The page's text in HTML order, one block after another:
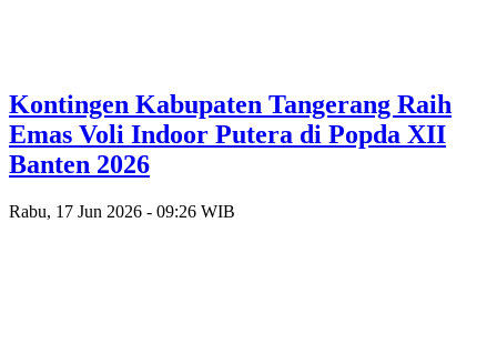
Kontingen Kabupaten Tangerang Raih
Emas Voli Indoor Putera di Popda XII
Banten 2026
Rabu, 17 Jun 2026 - 09:26 WIB